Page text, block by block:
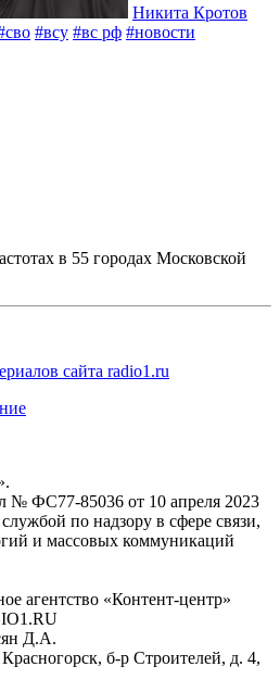
Никита Кротов
#всу #вс рф #новости
в 55 городах Московской
сайта radio1.ru
№ ФС77-85036 от 10 апреля 2023
по надзору в сфере связи,
и массовых коммуникаций
агентство «Контент-центр»
Д.А.
б-р Строителей, д. 4,